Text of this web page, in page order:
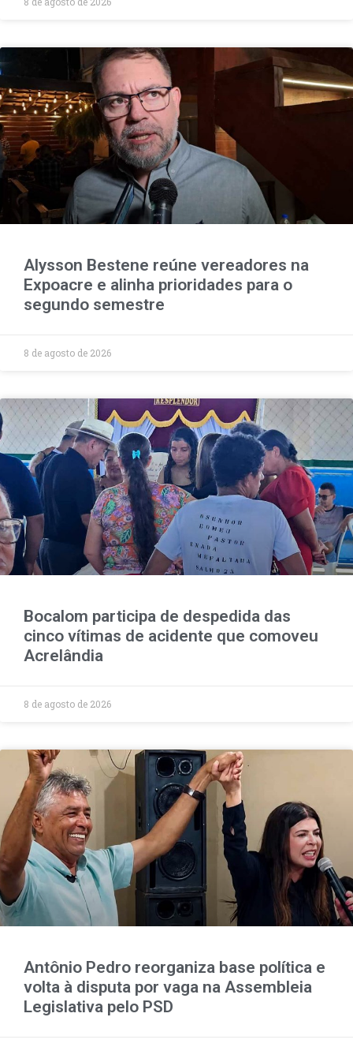
Alysson Bestene reúne vereadores na
Expoacre e alinha prioridades para o
segundo semestre
8 de agosto de 2026
Bocalom participa de despedida das
cinco vítimas de acidente que comoveu
Acrelândia
8 de agosto de 2026
Antônio Pedro reorganiza base política e
volta à disputa por vaga na Assembleia
Legislativa pelo PSD